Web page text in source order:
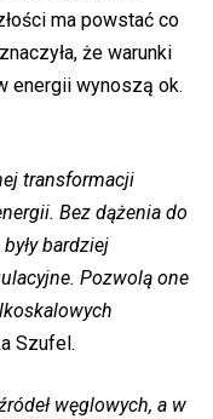
ma powstać co
że warunki
energii wynoszą ok.
transformacji
Bez dążenia do
bardziej
Pozwolą one
Szufel.
węglowych, a w